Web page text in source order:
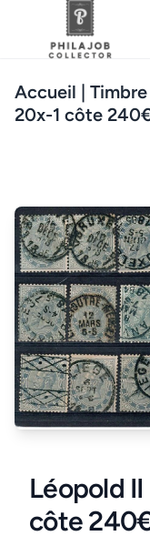
Accueil |
20x-1 côte
Léopold
côte